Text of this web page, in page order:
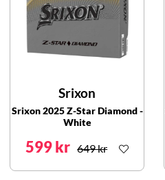
Srixon
Srixon 2025 Z-Star Diamond -
White
599 kr 649 kr